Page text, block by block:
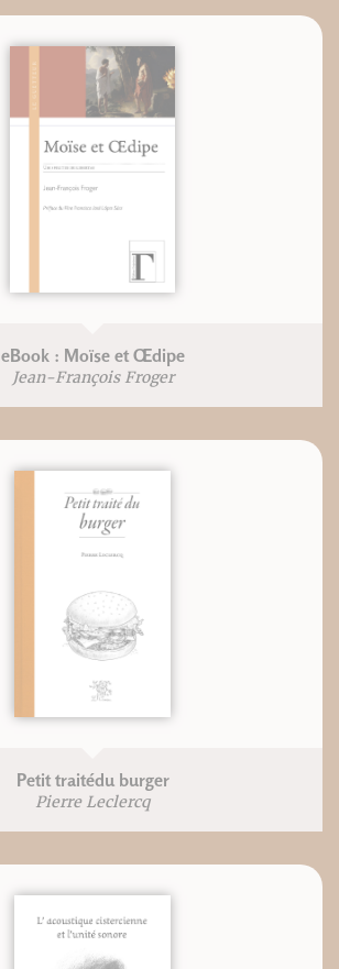
eBook : Moïse et Œdipe
Jean-François Froger
Petit traitédu burger
Pierre Leclercq